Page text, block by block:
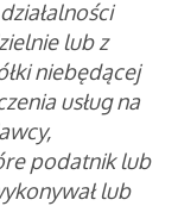
działalności
lub z
niebędącej
usług na
podatnik lub
lub